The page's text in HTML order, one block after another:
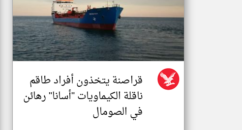
قراصنة يتخذون أفراد طاقم
ناقلة الكيماويات "أسانا" رهائن
في الصومال